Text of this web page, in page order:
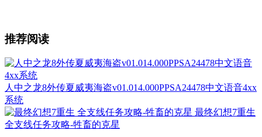
推荐阅读
人中之龙8外传夏威夷海盗v01.014.000PPSA24478中文语音4xx
系统
最终幻想7重生
全支线任务攻略-牲畜的克星